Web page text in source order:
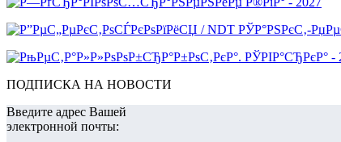
ПОДПИСКА НА НОВОСТИ
Введите адрес Вашей
электронной почты: